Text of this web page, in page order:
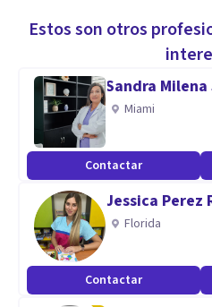
y en Domicilio.
-Trabajo en Instiruciones de
-Trabajo en instituciones
-Trabajo en instituciones
-Trabajo interdiciplinario.
Estos son otros
Sandra
Miami
Contactar
Jessica Perez
Florida
Contactar